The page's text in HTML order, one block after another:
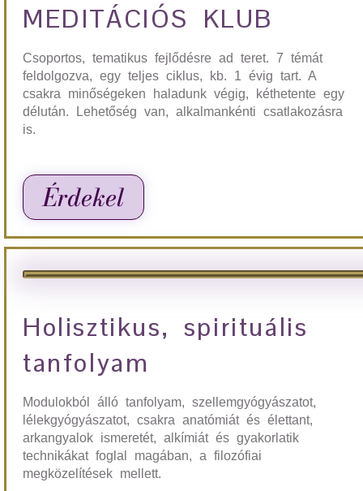
MEDITÁCIÓS KLUB
Csoportos, tematikus fejlődésre ad teret. 7 témát
feldolgozva, egy teljes ciklus, kb. 1 évig tart. A
csakra minőségeken haladunk végig, kéthetente egy
délután. Lehetőség van, alkalmankénti csatlakozásra
is.
Érdekel
Holisztikus, spirituális
tanfolyam
Modulokból álló tanfolyam, szellemgyógyászatot,
lélekgyógyászatot, csakra anatómiát és élettant,
arkangyalok ismeretét, alkímiát és gyakorlatik
technikákat foglal magában, a filozófiai
megközelítések mellett.